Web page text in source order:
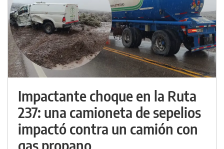
Impactante choque en la Ruta
237: una camioneta de sepelios
impactó contra un camión con
gas propano